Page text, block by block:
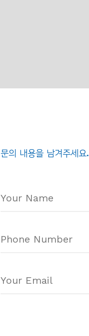
문의 내용을 남겨주세요.